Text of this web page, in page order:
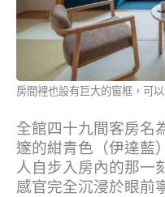
房間裡也設有巨大的窗框，可
全館四十九間客房名
邃的紺青色（伊達藍
人自步入房內的那一
感官完全沉浸於眼前